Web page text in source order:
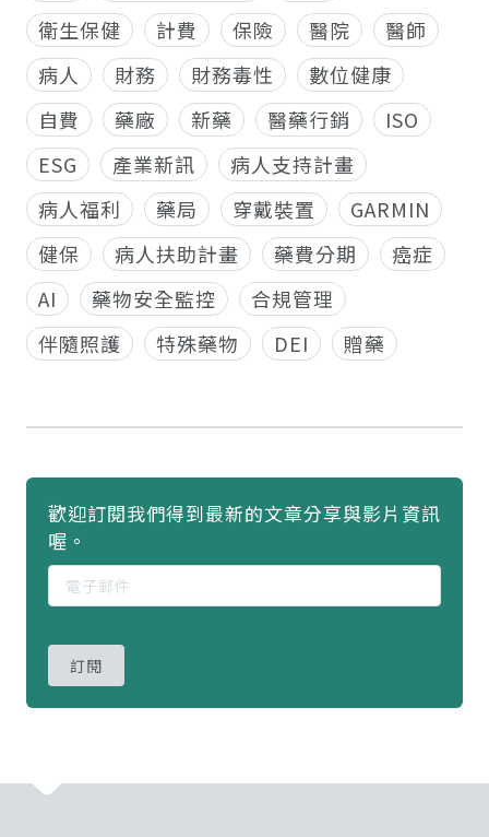
衛生保健
計費 保險 醫院
醫師
病人
財務 財務毒性
數位健康
自費
藥廠 新藥 醫藥行銷
ISO
ESG
產業新訊
病人支持計畫
病人福利
藥局 穿戴裝置
GARMIN
健保
病人扶助計畫 藥費分期
癌症
AI
藥物安全監控
合規管理
伴隨照護
特殊藥物 DEI 贈藥
歡迎訂閱我們得到最新的文章分享與影片資訊
喔。
訂閱